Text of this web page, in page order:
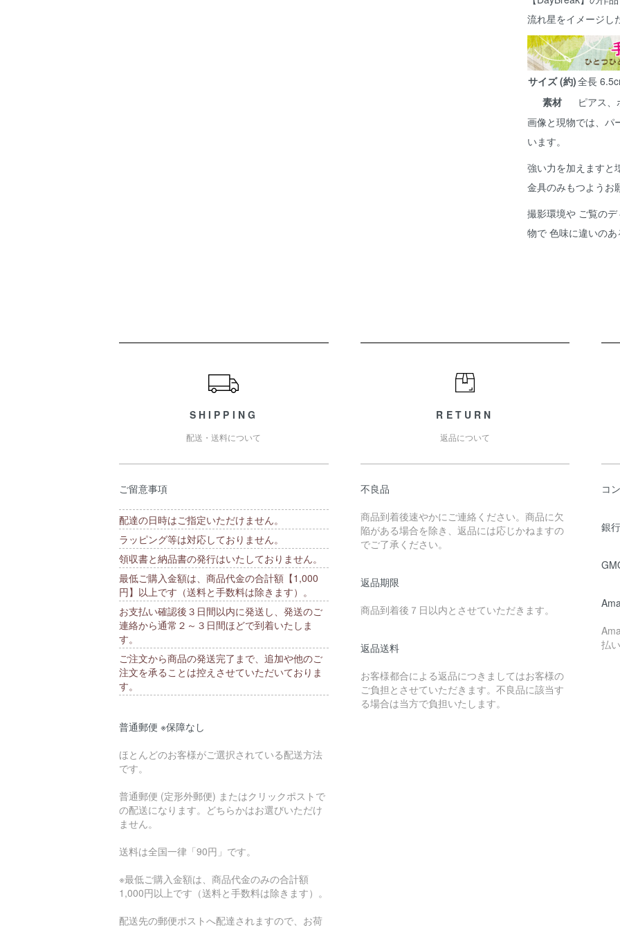
流れ星をイメージし
サイズ (約)全長
素材
ピアス
画像と現物では、パ
います。
強い力を加えますと
金具のみもつようお
撮影環境や ご覧の
物で 色味に違いの
SHIPPING
配送・送料について
ご留意事項
配達の日時はご指定いただけません。
ラッピング等は対応しておりません。
領収書と納品書の発行はいたしておりません。
最低ご購入金額は、商品代金の合計額【1,000
円】以上です（送料と手数料は除きます）。
お支払い確認後３日間以内に発送し、発送のご
連絡から通常２～３日間ほどで到着いたしま
す。
ご注文から商品の発送完了まで、追加や他のご
注文を承ることは控えさせていただいておりま
す。
普通郵便 ※保障なし
ほとんどのお客様がご選択されている配送方法
です。
普通郵便 (定形外郵便) またはクリックポストで
の配送になります。どちらかはお選びいただけ
ません。
送料は全国一律「90円」です。
※最低ご購入金額は、商品代金のみの合計額
1,000円以上です（送料と手数料は除きます）。
配送先の郵便ポストへ配達されますので、お荷
RETURN
返品について
不良品
商品到着後速やかにご連絡ください。商品に欠
陥がある場合を除き、返品には応じかねますの
でご了承ください。
返品期限
商品到着後７日以内とさせていただきます。
返品送料
お客様都合による返品につきましてはお客様の
ご負担とさせていただきます。不良品に該当す
る場合は当方で負担いたします。
コ
銀
払